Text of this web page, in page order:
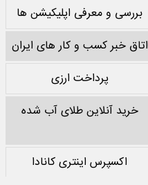
بررسی و معرفی اپلیکیشن ها
اتاق خبر کسب و کار های ایران
پرداخت ارزی
خرید آنلاین طلای آب شده
اکسپرس اینتری کانادا